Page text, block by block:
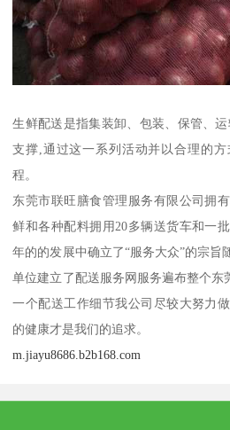
生鲜配送是指集装卸、包装、保管、
支撑,通过这一系列活动并以合理的
程。
东莞市联旺膳食管理服务有限公司拥
鲜和各种配料拥用20多辆送货车和一
年的的发展中确立了“服务大众”的宗旨
单位建立了配送服务网服务遍布整个东
一个配送工作细节我公司尽较大努力
的健康才是我们的追求。
m.jiayu8686.b2b168.com